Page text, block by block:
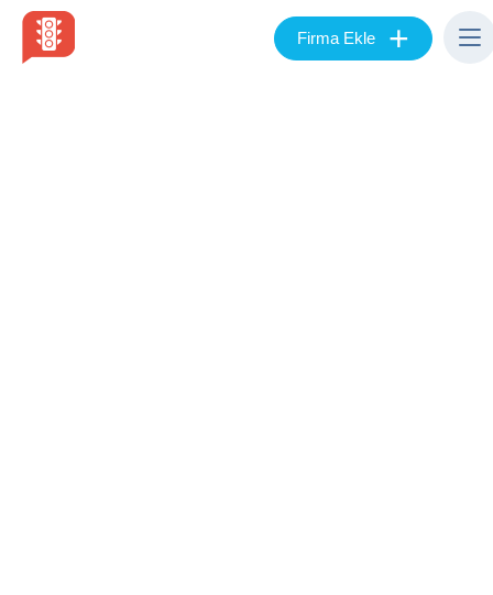
Firma Ekle +